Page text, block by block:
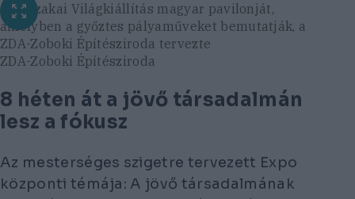
Az Oszakai Világkiállítás magyar pavilonját,
amelyben a győztes pályaműveket bemutatják, a
ZDA-Zoboki Építésziroda tervezte
ZDA-Zoboki Építésziroda
8 héten át a jövő társadalmán
lesz a fókusz
Az mesterséges szigetre tervezett Expo
központi témája: A jövő társadalmának